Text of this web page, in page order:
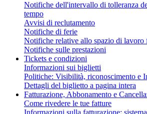
Notifiche dell'intervallo di tolleranza
tempo
Avvisi di reclutamento
Notifiche di ferie
Notifiche relative allo spazio di lavoro
Notifiche sulle prestazioni
Tickets e condizioni
Informazioni sui biglietti
Politiche: Visibilità, riconoscimento e
Dettagli del biglietto a pagina intera
Fatturazione, Abbonamento e
Come rivedere le tue fatture
Informazioni sulla fatturazione: